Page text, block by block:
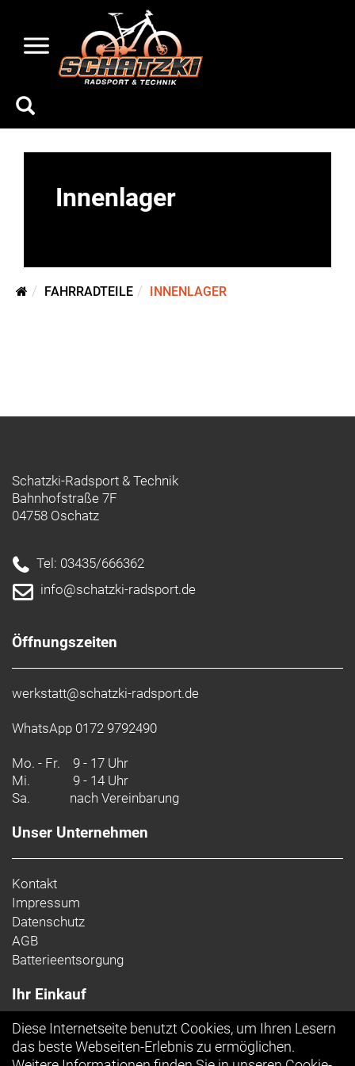
Innenlager
FAHRRADTEILE INNENLAGER
Schatzki-Radsport & Technik
Bahnhofstraße 7F
04758 Oschatz
Tel: 03435/666362
info@schatzki-radsport.de
Öffnungszeiten
werkstatt@schatzki-radsport.de
WhatsApp 0172 9792490
Mo. - Fr. 9 - 17 Uhr
Mi.
9 - 14 Uhr
Sa.
nach Vereinbarung
Unser Unternehmen
Kontakt
Impressum
Datenschutz
AGB
Batterieentsorgung
Ihr Einkauf
Top Artikel
Diese Internetseite benutzt Cookies, um Ihren Lesern
das beste Webseiten-Erlebnis zu ermöglichen.